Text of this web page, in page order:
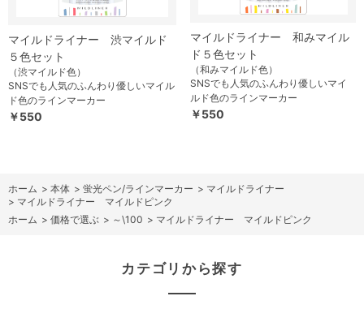
マイルドライナー 渋マイルド
５色セット
（渋マイルド色）
SNSでも人気のふんわり優しいマイル
ド色のラインマーカー
￥550
マイルドライナー 和みマイル
ド５色セット
（和みマイルド色）
SNSでも人気のふんわり優しいマイ
ルド色のラインマーカー
￥550
ホーム > 本体 > 蛍光ペン/ラインマーカー > マイルドライナー
> マイルドライナー マイルドピンク
ホーム > 価格で選ぶ > ～\100 > マイルドライナー マイルドピンク
カテゴリから探す